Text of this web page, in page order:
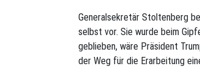
Generalsekretär Stoltenberg
selbst vor. Sie wurde beim
geblieben, wäre Präsident
der Weg für die Erarbeitung